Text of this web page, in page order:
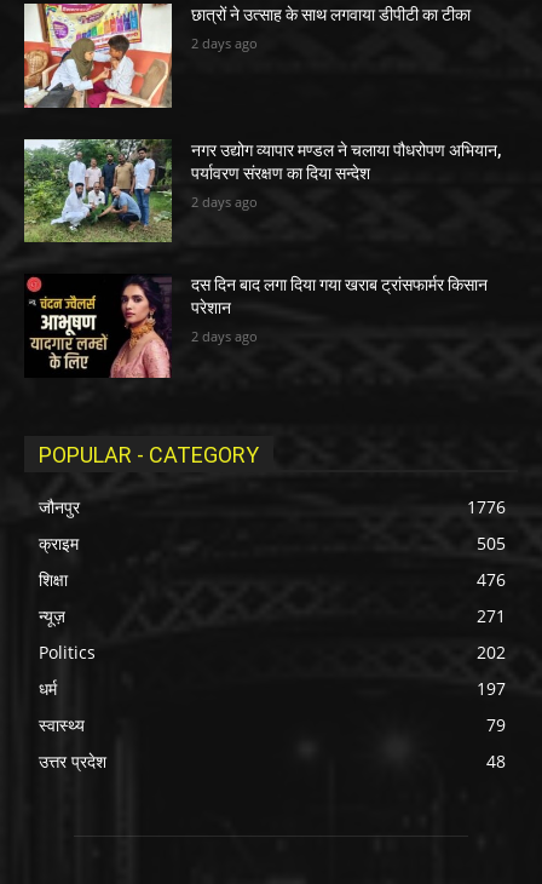
छात्रों ने उत्साह के साथ लगवाया डीपीटी का टीका
2 days ago
नगर उद्योग व्यापार मण्डल ने चलाया पौधरोपण अभियान,
पर्यावरण संरक्षण का दिया सन्देश
2 days ago
दस दिन बाद लगा दिया गया खराब ट्रांसफार्मर किसान
परेशान
2 days ago
POPULAR - CATEGORY
जौनपुर
1776
क्राइम
505
शिक्षा
476
न्यूज़
271
Politics
202
धर्म
197
स्वास्थ्य
79
उत्तर प्रदेश
48